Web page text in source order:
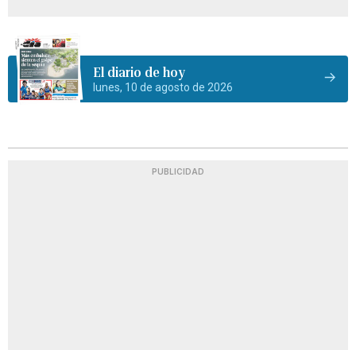
El diario de hoy
lunes, 10 de agosto de 2026
PUBLICIDAD